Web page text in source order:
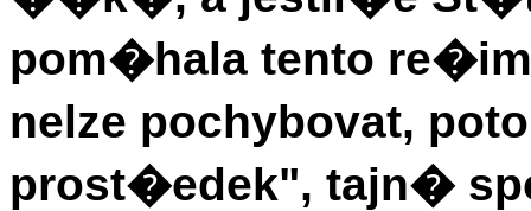
pom�hala tento
nelze pochybovat,
prost�edek", tajn�